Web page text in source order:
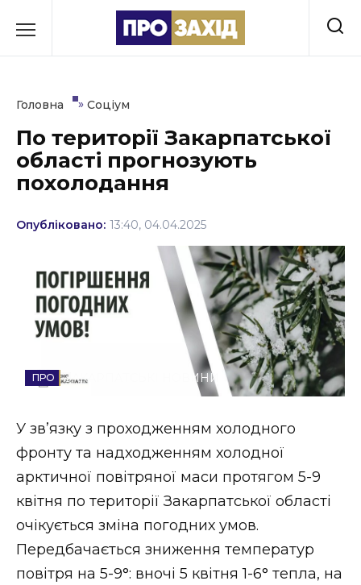
до
Культура
Освіта
Події
Політика
Соціум
Спорт
Стиль життя
Втрачений Ужгород (відеоверсія)
ЗАКАРПАТСЬКІ НОВИНИ
Головна » Соціум
По території Закарпатської
області прогнозують
похолодання
Опубліковано: 13:40, 04.04.2025
ЗАКАРПАТСЬКІ НОВИНИ
У зв’язку з проходженням холодного
фронту та надходженням холодної
арктичної повітряної маси протягом 5-9
квітня по території Закарпатської області
очікується зміна погодних умов.
Передбачається зниження температур
повітря на 5-9°: вночі 5 квітня 1-6° тепла, на